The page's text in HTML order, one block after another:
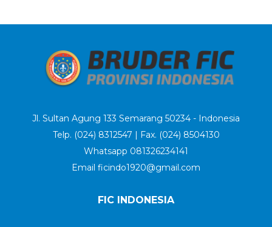
Jl. Sultan Agung 133 Semarang 50234 - Indonesia
Telp. (024) 8312547 | Fax. (024) 8504130
Whatsapp 081326234141
Email ficindo1920@gmail.com
FIC INDONESIA